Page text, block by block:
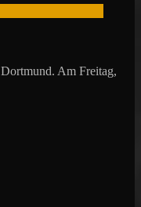
Am Freitag,